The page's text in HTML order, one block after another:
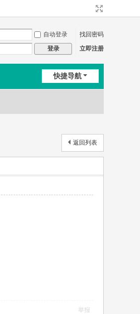
自动登录
找回密码
登录 立即注册
快捷导航
返回列表
举报